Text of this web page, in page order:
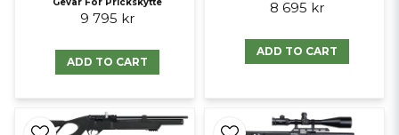
9 795 kr
ADD TO CART
8 695 kr
ADD TO CART